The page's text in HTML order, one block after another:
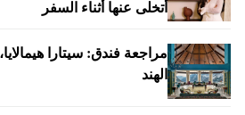
أتخلى عنها أثناء السفر
مراجعة فندق: سيتارا هيمالايا،
الهند